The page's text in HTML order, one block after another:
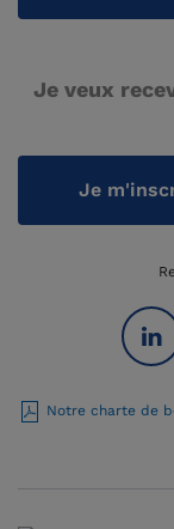
Je veux
Je
Notre charte de